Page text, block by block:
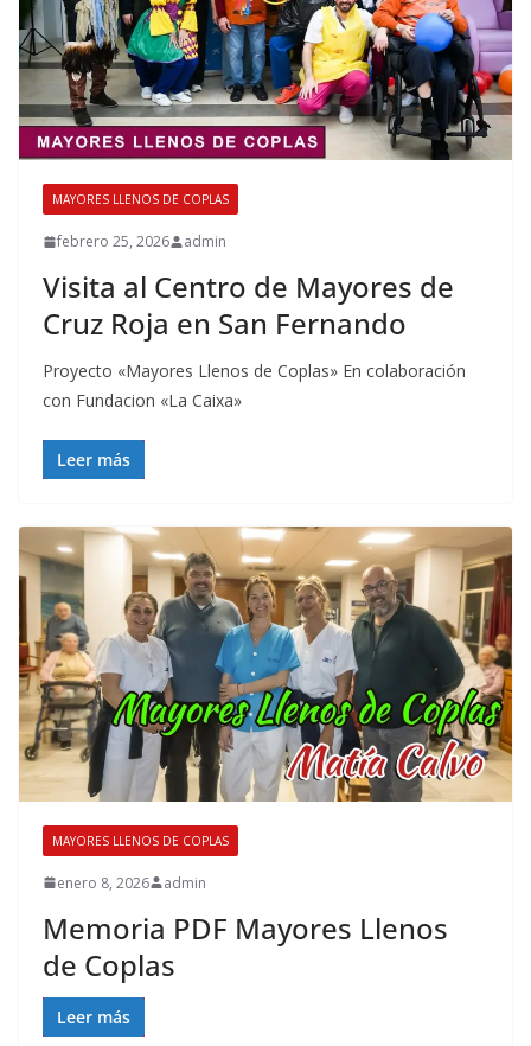
MAYORES LLENOS DE COPLAS
febrero 25, 2026 admin
Visita al Centro de Mayores de
Cruz Roja en San Fernando
Proyecto «Mayores Llenos de Coplas» En colaboración
con Fundacion «La Caixa»
Leer más
MAYORES LLENOS DE COPLAS
enero 8, 2026 admin
Memoria PDF Mayores Llenos
de Coplas
Leer más